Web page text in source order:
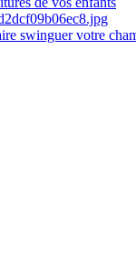
swinguer votre